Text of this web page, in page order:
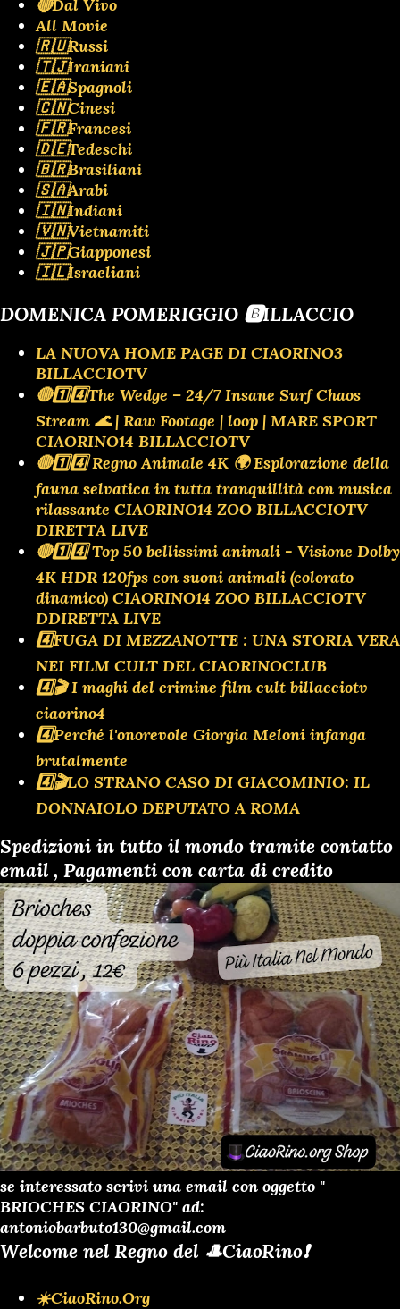
🔴Dal Vivo
All Movie
🇷🇺Russi
🇹🇯Iraniani
🇪🇦Spagnoli
🇨🇳Cinesi
🇫🇷Francesi
🇩🇪Tedeschi
🇧🇷Brasiliani
🇸🇦Arabi
🇮🇳Indiani
🇻🇳Vietnamiti
🇯🇵Giapponesi
🇮🇱Israeliani
DOMENICA POMERIGGIO 🅱️ILLACCIO
LA NUOVA HOME PAGE DI CIAORINO3
BILLACCIOTV
🔴1️⃣4️⃣The Wedge – 24/7 Insane Surf Chaos
Stream 🌊 | Raw Footage | loop | MARE SPORT
CIAORINO14 BILLACCIOTV
🔴1️⃣4️⃣ Regno Animale 4K 🌍 Esplorazione della
fauna selvatica in tutta tranquillità con musica
rilassante CIAORINO14 ZOO BILLACCIOTV
DIRETTA LIVE
🔴1️⃣4️⃣ Top 50 bellissimi animali - Visione Dolby
4K HDR 120fps con suoni animali (colorato
dinamico) CIAORINO14 ZOO BILLACCIOTV
DDIRETTA LIVE
4️⃣FUGA DI MEZZANOTTE : UNA STORIA VERA
NEI FILM CULT DEL CIAORINOCLUB
4️⃣🎬 I maghi del crimine film cult billacciotv
ciaorino4
4️⃣Perché l'onorevole Giorgia Meloni infanga
brutalmente
4️⃣🎬LO STRANO CASO DI GIACOMINIO: IL
DONNAIOLO DEPUTATO A ROMA
Spedizioni in tutto il mondo tramite contatto
email , Pagamenti con carta di credito
se interessato scrivi una email con oggetto "
BRIOCHES CIAORINO" ad:
antoniobarbuto130@gmail.com
Welcome nel Regno del 🎩CiaoRino❗️
☀️CiaoRino.Org